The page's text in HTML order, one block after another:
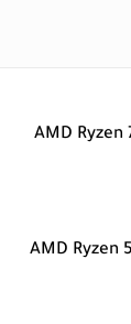
AMD Ryzen
AMD Ryzen